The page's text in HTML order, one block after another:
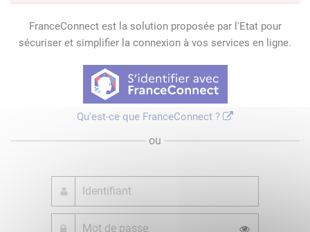
FranceConnect est la solution proposée par l'Etat pour
sécuriser et simplifier la connexion à vos services en ligne.
Qu'est-ce que FranceConnect ?
ou